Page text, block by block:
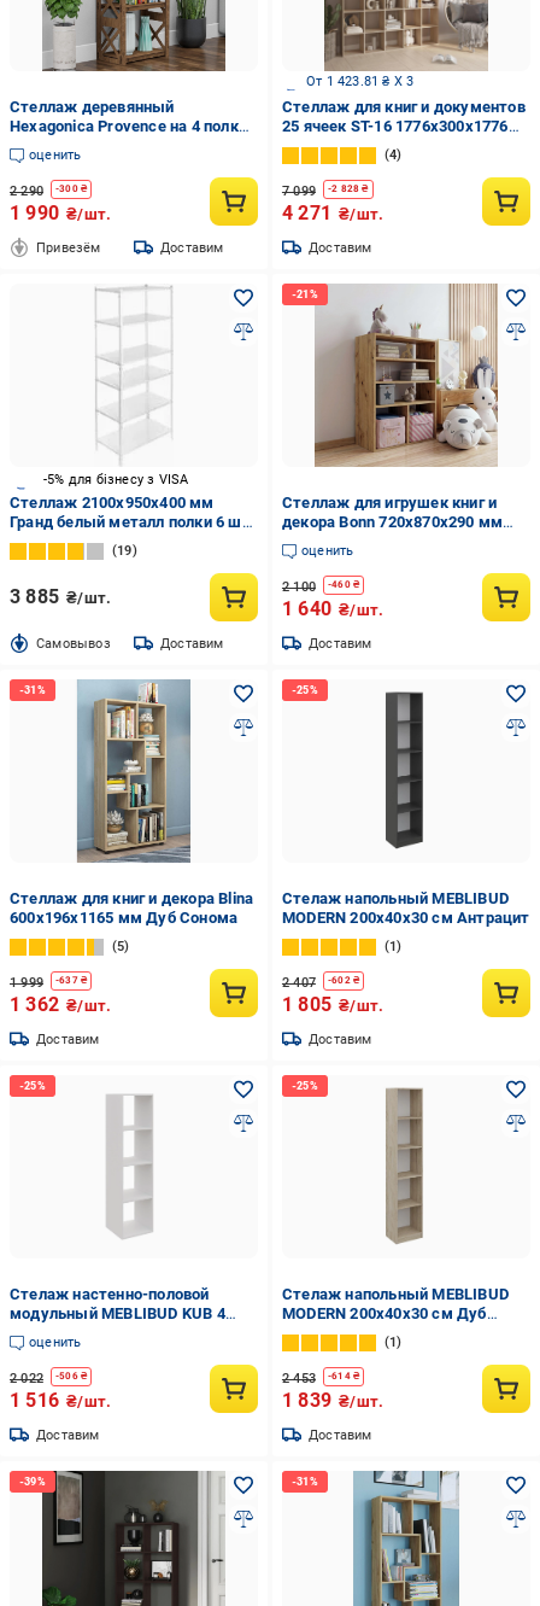
Стеллаж деревянный
Hexagonica Provence на 4 полки
1200х500х300 мм (120046)
оценить
2 290 -300₴
1 990 ₴/шт.
Привезём Доставим
От 1 423.81 ₴ X 3
Стеллаж для книг и документов
25 ячеек ST-16 1776х300х1776
мм Дуб Сонома
4
7 099 -2 828 ₴
4 271 ₴/шт.
Доставим
-5% для бізнесу з VISA
Стеллаж 2100x950x400 мм
Гранд белый металл полки 6 шт.
крашенный
19
3 885 ₴/шт.
Cамовывоз Доставим
Стеллаж для игрушек книг и
декора Bonn 720х870х290 мм
Дуб Крафт золотой (fh-bonn-
gold)
оценить
2 100 -460₴
1 640 ₴/шт.
Доставим
Стеллаж для книг и декора Blina
600х196х1165 мм Дуб Сонома
5
1 999 -637₴
1 362 ₴/шт.
Доставим
Стелаж напольный MEBLIBUD
MODERN 200х40х30 см Антрацит
1
2 407 -602₴
1 805 ₴/шт.
Доставим
Стелаж настенно-половой
модульный MEBLIBUD KUB 4
секции Белый
оценить
2 022 -506₴
1 516 ₴/шт.
Доставим
Стелаж напольный MEBLIBUD
MODERN 200х40х30 см Дуб
сонома
1
2 453 -614₴
1 839 ₴/шт.
Доставим